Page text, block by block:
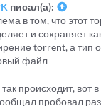
писал(а):
в том, что этот
и сохраняет
torrent, а тип
файл
происходит, вот в
пробовал